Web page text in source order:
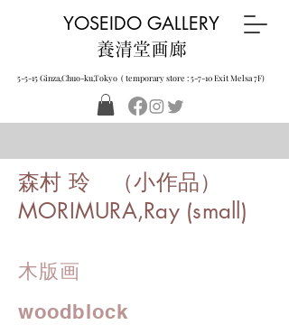
YOSEIDO GALLERY
養清堂画廊
5-5-15 Ginza,Chuo-ku,Tokyo ( temporary store : 5-7-10 Exit Melsa 7F)
森村 玲 （小作品）
MORIMURA,Ray (small)
木版画
woodblock